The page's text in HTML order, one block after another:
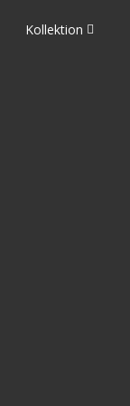
Kollektion